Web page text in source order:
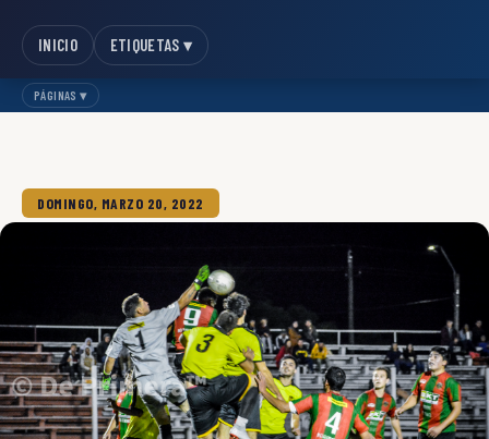
INICIO ETIQUETAS ▾
PÁGINAS ▾
DOMINGO, MARZO 20, 2022